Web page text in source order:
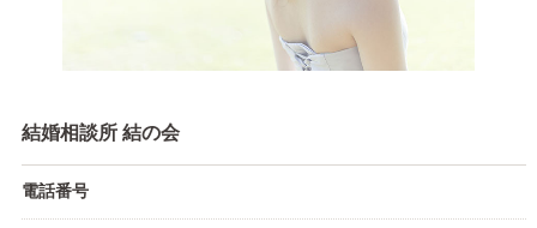
結婚相談所 結の会
電話番号